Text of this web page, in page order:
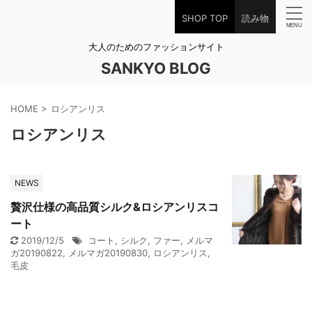
SHOP TOP 読み物
大人のためのファッションサイト
SANKYO BLOG
HOME > ロシアンリス
ロシアンリス
NEWS
贅沢仕様の高品質シルク&ロシアンリスコ
ート
2019/12/5 コート , シルク, ファー, メルマ
ガ20190822, メルマガ20190830, ロシアンリス,
毛皮